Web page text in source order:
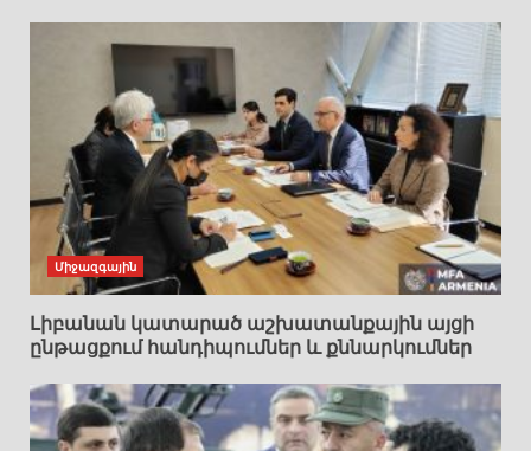
Միջազգային
Լիբանան կատարած աշխատանքային այցի
ընթացքում հանդիպումներ և քննարկումներ